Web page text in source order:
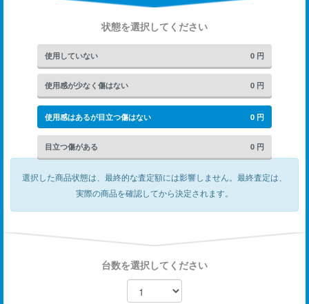
状態を選択してください
使用していない 0 円
使用感が少なく傷はない 0 円
使用感はあるが目立つ傷はない 0 円
目立つ傷がある 0 円
選択した商品状態は、最終的な査定額には影響しません。 最終査定は、
実際の商品を確認してから決定されます。
台数を選択してください